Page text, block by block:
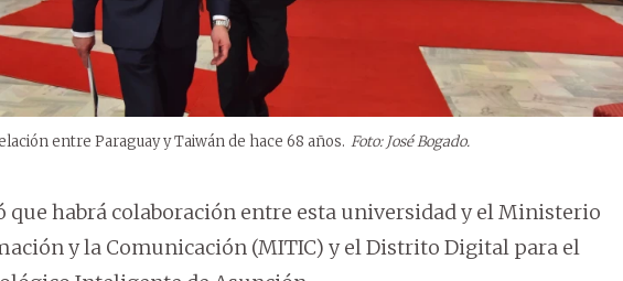
entre Paraguay y Taiwán de hace 68 años. Foto: José Bogado.
habrá colaboración entre esta universidad y el Ministerio
y la Comunicación (MITIC) y el Distrito Digital para el